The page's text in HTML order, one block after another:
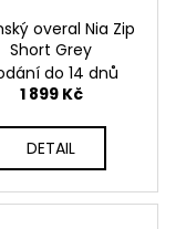
overal Nia Zip
Short Grey
do 14 dnů
1 899 Kč
DETAIL